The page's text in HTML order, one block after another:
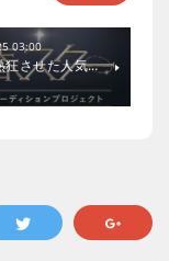
03:00
狂させた人気…